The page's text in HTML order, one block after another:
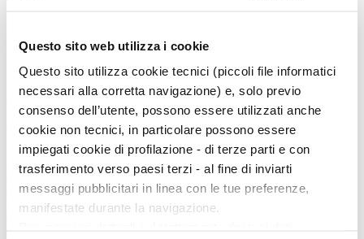
Questo sito web utilizza i cookie
Questo sito utilizza cookie tecnici (piccoli file informatici
necessari alla corretta navigazione) e, solo previo
consenso dell’utente, possono essere utilizzati anche
cookie non tecnici, in particolare possono essere
impiegati cookie di profilazione - di terze parti e con
trasferimento verso paesi terzi - al fine di inviarti
messaggi pubblicitari in linea con le tue preferenze,
manifestate durante la navigazione.
le opere dai campi più grandi per estensione e popolazione. Kutapalong, in
Myanmar, i Rohingya, in conflitto con la maggioranza buddista del paese.
Kutapalong è grande come milletrecento campi da calcio, occupati da
seicentomila persone. Per immaginare la densità, bisognerebbe immaginare
una partita con due squadre di duecentotrenta giocatori ciascuna, per
ognuno dei milletrecento campi. Le milletrecento partite si giocherebbero
ininterrotte dal millenovecentonovantuno. Si può continuare il gioco di
trasformare in campi da calcio e in durata di partite tutti gli altri campi
ancora esistenti in Kenya, Giordania, Uganda, Etiopia, Burundi, Somalia,
Costa d’Avorio e Sudan, raccontati in cifre e poi attraverso le opere nei
successivi livelli delle Prigioni. Seguono le sezioni dedicate al conflitto in
Afghanistan, con le descrizioni dei flussi migratori generati dall’abbandono
del terreno da parte degli Stati Uniti, e quelle dedicate ai campi in
Giordania.